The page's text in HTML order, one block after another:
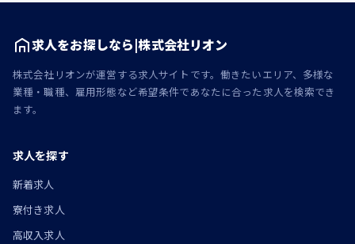
求人をお探しなら|株式会社リオン
株式会社リオンが運営する求人サイトです。働きたいエリア、多様な
業種・職種、雇用形態など希望条件であなたに合った求人を検索でき
ます。
求人を探す
新着求人
寮付き求人
高収入求人